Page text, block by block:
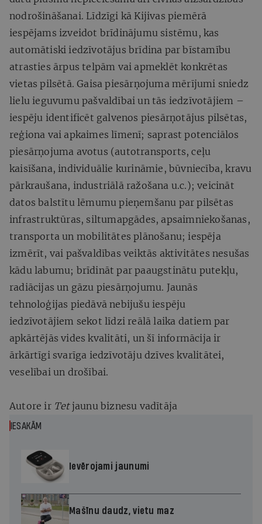
nodrošināšanai. Līdzīgi kā Kijivas piemērā
iespējams izveidot brīdinājumu sistēmu, kas
automātiski iedzīvotājus brīdina par bīstamību
atrasties ārpus telpām vai apmeklēt konkrētas
vietas pilsētā. Gaisa piesārņojuma mērījumi sniedz
lielu ieguvumu pašvaldībai un tās iedzīvotājiem –
iespēju identificēt galvenos piesārņotājus pilsētas,
reģiona vai apkaimes līmenī; saprast potenciālos
piesārņojuma avotus (autotransports, ceļu
kaisīšana, individuālie kurināmie, būvniecība, kravu
pārkraušana, industriālā ražošana u.c.); veicināt
datos balstītu lēmumu pieņemšanu par pilsētas
infrastruktūras, siltumapgādes, apsaimniekošanas,
transporta un mobilitātes plānošanu; iespēja
izmērīt, vai pašvaldības veiktās aktivitātes nesušas
kādu labumu; brīdināt par paaugstinātu putekļu,
radiācijas un gāzu piesārņojumu. Jaunās
tehnoloģijas piedāvā nebijušu iespēju
iedzīvotājiem sekot līdzi reālā laika datiem par
apkārtējās vides kvalitāti, un šī informācija ir
ārkārtīgi svarīga iedzīvotāju dzīves kvalitātei,
veselībai un drošībai.
Autore ir Tetjaunu biznesu vadītāja
IESAKĀM
Ievērojami jaunumi
Mašīnu daudz, vietu maz